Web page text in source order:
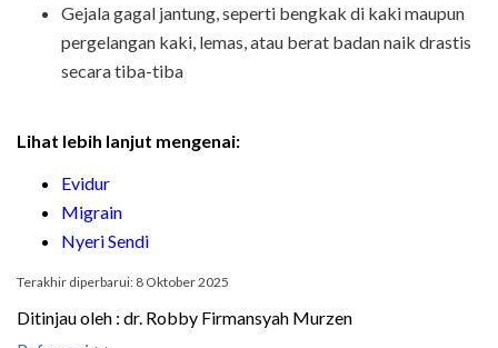
Gejala gagal jantung, seperti bengkak di kaki maupun
pergelangan kaki, lemas, atau berat badan naik drastis
secara tiba-tiba
Lihat lebih lanjut mengenai:
Evidur
Migrain
Nyeri Sendi
Terakhir diperbarui: 8 Oktober 2025